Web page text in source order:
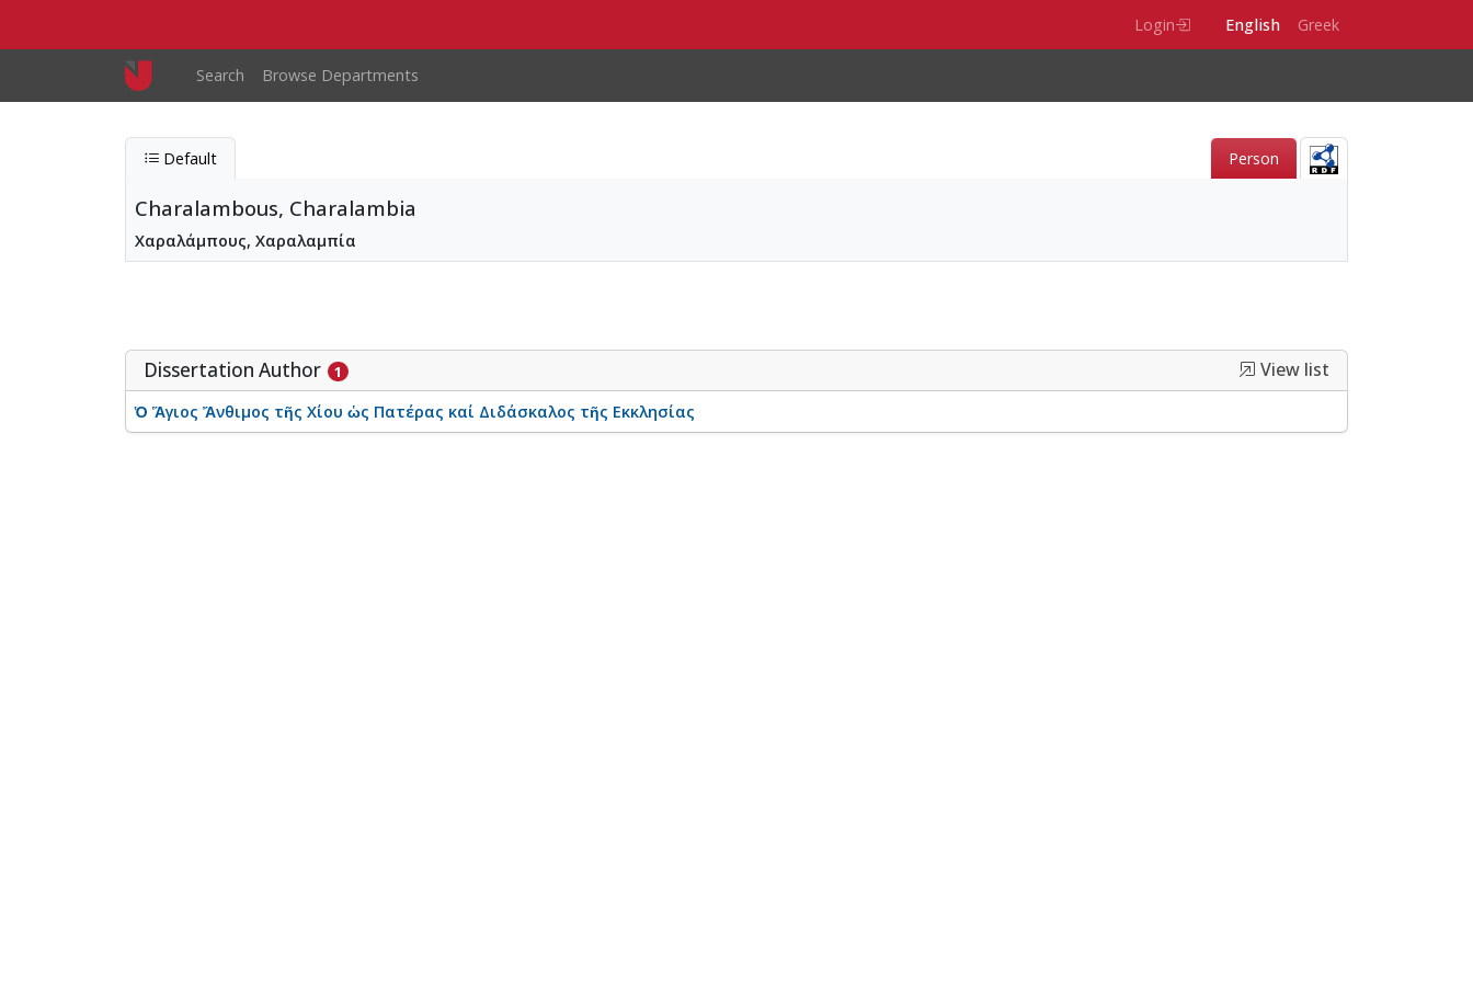
Login English Greek
Main navigation
Search Browse Departments
Default Person
Charalambous, Charalambia
Χαραλάμπους, Χαραλαμπία
Entity type Person
Dissertation Author 1 View list
Ὁ Ἅγιος Ἄνθιμος τῆς Χίου ὡς Πατέρας καί Διδάσκαλος τῆς Εκκλησίας